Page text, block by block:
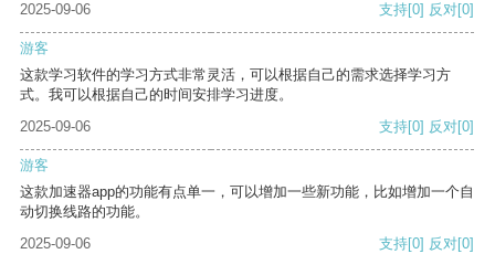
2025-09-06 支持[0] 反对[0]
游客
这款学习软件的学习方式非常灵活，可以根据自己的需求选择学习方
式。我可以根据自己的时间安排学习进度。
2025-09-06
支持[0] 反对[0]
游客
这款加速器app的功能有点单一，可以增加一些新功能，比如增加一个自
动切换线路的功能。
2025-09-06
支持[0] 反对[0]